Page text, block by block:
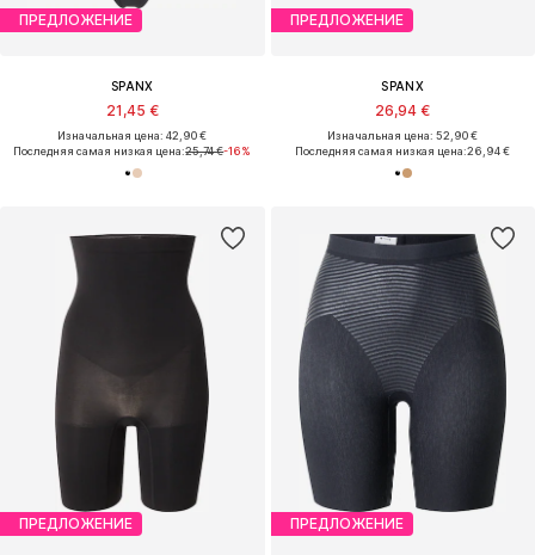
ПРЕДЛОЖЕНИЕ
SPANX
21,45 €
Изначальная цена: 42,90 €
Последняя самая низкая цена:25,74 €-16%
ПРЕДЛОЖЕНИЕ
SPANX
26,94 €
Изначальная цена: 52,90 €
Последняя самая низкая цена:26,94 €
ПРЕДЛОЖЕНИЕ ПРЕДЛОЖЕНИЕ